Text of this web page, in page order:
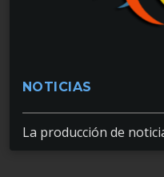
NOTICIAS
La producción de